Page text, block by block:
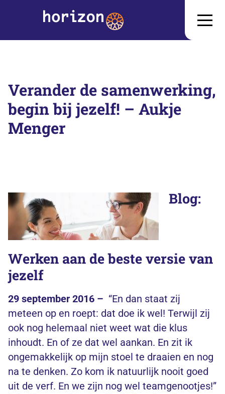
Verander de samenwerking,
begin bij jezelf! – Aukje
Menger
Blog:
Werken aan de beste versie van
jezelf
29 september 2016 – “En dan staat zij
meteen op en roept: dat doe ik wel! Terwijl zij
ook nog helemaal niet weet wat die klus
inhoudt. En of ze dat wel aankan. En zit ik
ongemakkelijk op mijn stoel te draaien en nog
na te denken. Zo kom ik natuurlijk nooit goed
uit de verf. En we zijn nog wel teamgenootjes!”